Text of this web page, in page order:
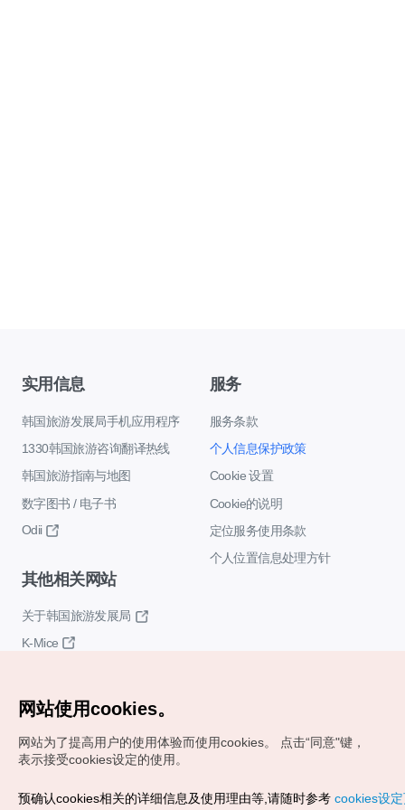
实用信息
韩国旅游发展局手机应用程序
1330韩国旅游咨询翻译热线
韩国旅游指南与地图
数字图书 / 电子书
Odii
服务
服务条款
个人信息保护政策
Cookie 设置
Cookie的说明
定位服务使用条款
个人位置信息处理方针
其他相关网站
关于韩国旅游发展局
K-Mice
Copyrights (c) 韩国旅游发展局版权所有
网站使用cookies。
网站为了提高用户的使用体验而使用cookies。
点击“同意"键，
表示接受cookies设定的使用。
预确认cookies相关的详细信息及使用理由等,请随时参考 cookies设